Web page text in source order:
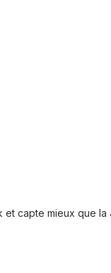
capte mieux que